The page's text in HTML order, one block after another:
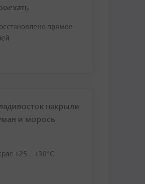
прямое
накрыли
и морось
+25…+30°C